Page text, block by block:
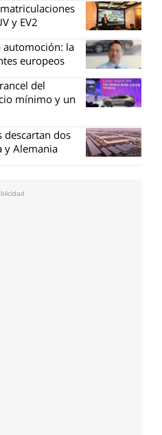
y EV2
automoción: la
europeos
del
mínimo y un
descartan dos
y Alemania